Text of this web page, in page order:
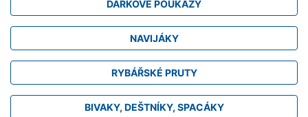
DÁRKOVÉ POUKAZY
NAVIJÁKY
RYBÁŘSKÉ PRUTY
BIVAKY, DEŠTNÍKY, SPACÁKY